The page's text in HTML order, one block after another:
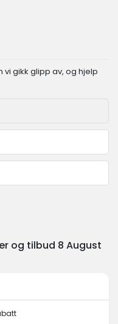
gikk glipp av, og hjelp
og tilbud 8 August